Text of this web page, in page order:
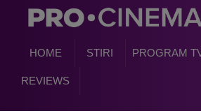
HOME STIRI PROGRAM
REVIEWS